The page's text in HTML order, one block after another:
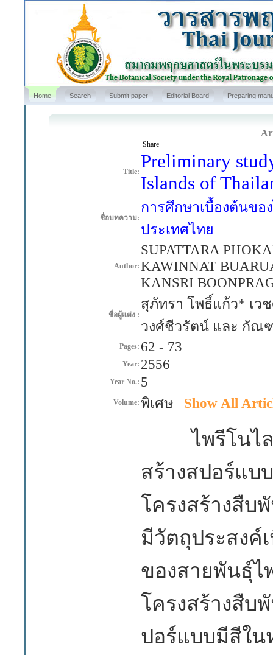
Home Search Submit paper Editorial Board Preparing
Share
Title: Preliminary
Islands of
ชื่อบทความ:
การศึกษาเบื้องต้นขอ
ประเทศไทย
Author:
SUPATTARA
KAWINNAT
KANSRI
ชื่อผู้แต่ง :
สุภัทรา โพธิ์แก้ว* เว
วงศ์ชีวรัตน์ และ กัณ
Pages: 62 - 73
Year: 2556
Year No.: 5
Volume: พิเศษ Show All
ไพรีโนไลเ
สร้างสปอร์แบ
โครงสร้างสืบ
มีวัตถุประสงค์
ของสายพันธุ์ไ
โครงสร้างสืบ
ปอร์แบบมีสีใน